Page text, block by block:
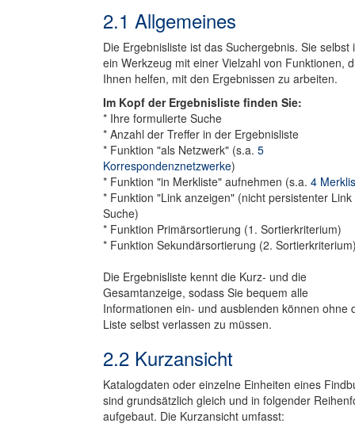
2.1 Allgemeines
Die Ergebnisliste ist das Suchergebnis. Sie selbst
ein Werkzeug mit einer Vielzahl von Funktionen,
Ihnen helfen, mit den Ergebnissen zu arbeiten.
Im Kopf der Ergebnisliste finden Sie:
* Ihre formulierte Suche
* Anzahl der Treffer in der Ergebnisliste
* Funktion "als Netzwerk" (s.a. 5
Korrespondenznetzwerke)
* Funktion "in Merkliste" aufnehmen (s.a. 4
* Funktion "Link anzeigen" (nicht persistenter Link
Suche)
* Funktion Primärsortierung (1. Sortierkriterium)
* Funktion Sekundärsortierung (2.
Die Ergebnisliste kennt die Kurz- und die
Gesamtanzeige, sodass Sie bequem alle
Informationen ein- und ausblenden können ohne
Liste selbst verlassen zu müssen.
2.2 Kurzansicht
Katalogdaten oder einzelne Einheiten eines
sind grundsätzlich gleich und in folgender
aufgebaut. Die Kurzansicht umfasst: